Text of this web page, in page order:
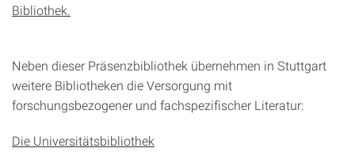
Bibliothek.
Neben dieser Präsenzbibliothek übernehmen in Stuttgart
weitere Bibliotheken die Versorgung mit
forschungsbezogener und fachspezifischer Literatur:
Die Universitätsbibliothek